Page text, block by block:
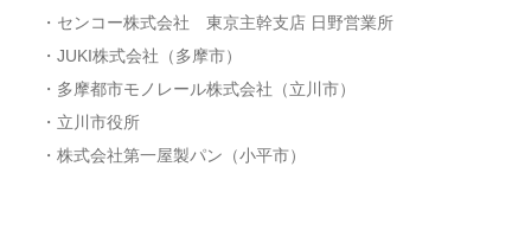
・センコー株式会社 東京主幹支店 日野営業所
・JUKI株式会社（多摩市）
・多摩都市モノレール株式会社（立川市）
・立川市役所
・株式会社第一屋製パン（小平市）